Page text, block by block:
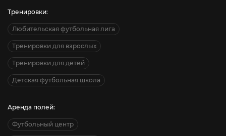
Тренировки:
Любительская футбольная лига
Тренировки для взрослых
Тренировки для детей
Детская футбольная школа
Аренда полей:
Футбольный центр